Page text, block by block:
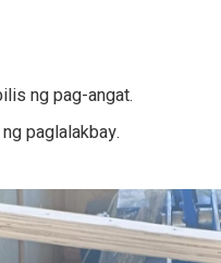
ng pag-angat.
paglalakbay.